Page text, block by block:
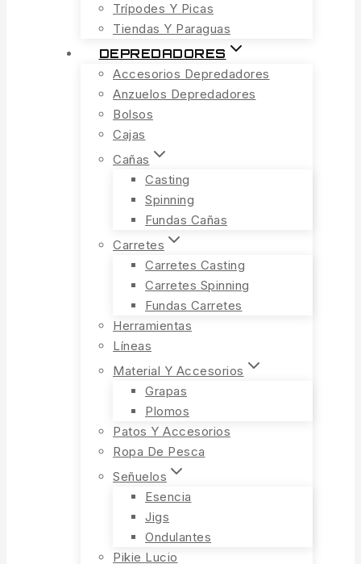
Trípodes Y Picas
Tiendas Y Paraguas
DEPREDADORES
Accesorios Depredadores
Anzuelos Depredadores
Bolsos
Cajas
Cañas
Casting
Spinning
Fundas Cañas
Carretes
Carretes Casting
Carretes Spinning
Fundas Carretes
Herramientas
Líneas
Material Y Accesorios
Grapas
Plomos
Patos Y Accesorios
Ropa De Pesca
Señuelos
Esencia
Jigs
Ondulantes
Pikie Lucio